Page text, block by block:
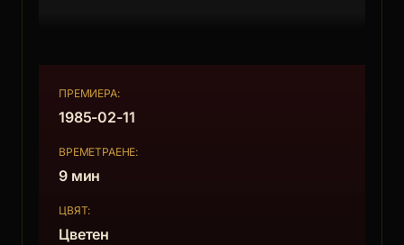
ПРЕМИЕРА:
1985-02-11
ВРЕМЕТРАЕНЕ:
9 мин
ЦВЯТ:
Цветен